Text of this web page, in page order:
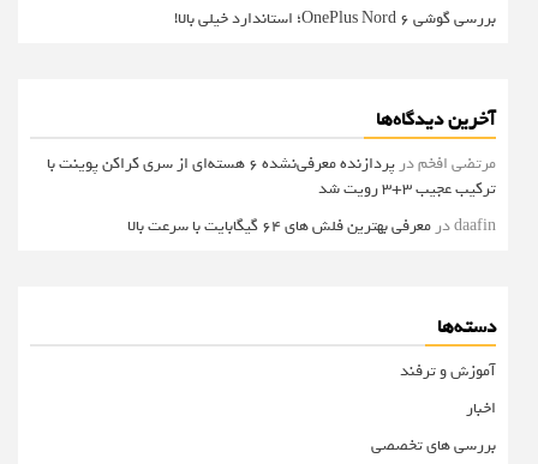
بررسی گوشی OnePlus Nord 6؛ استاندارد خیلی بالا!
آخرین دیدگاه‌ها
مرتضی افخمدر
پردازنده معرفی‌نشده 6 هسته‌ای از سری کراکن پوینت با
ترکیب عجیب 3+3 رویت شد
daafinدر معرفی بهترین فلش های 64 گیگابایت با سرعت بالا
دسته‌ها
آموزش و ترفند
اخبار
بررسی های تخصصی